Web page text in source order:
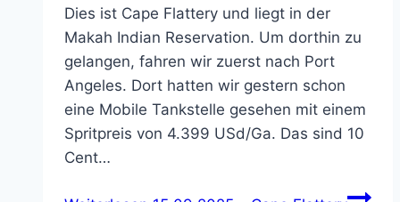
Dies ist Cape Flattery und liegt in der
Makah Indian Reservation. Um dorthin zu
gelangen, fahren wir zuerst nach Port
Angeles. Dort hatten wir gestern schon
eine Mobile Tankstelle gesehen mit einem
Spritpreis von 4.399 USd/Ga. Das sind 10
Cent…